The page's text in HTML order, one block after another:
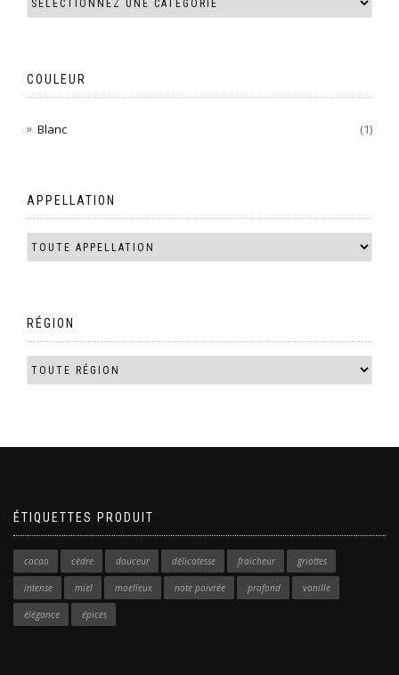
COULEUR
Blanc (1)
APPELLATION
RÉGION
ÉTIQUETTES PRODUIT
cacao cèdre douceur délicatesse fraicheur griottes
intense miel moelleux note poivrée profond vanille
élégance épices